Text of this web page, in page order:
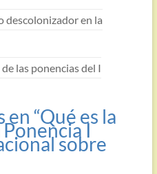
descolonizador en la
las ponencias del I
en “Qué es la
I
sobre